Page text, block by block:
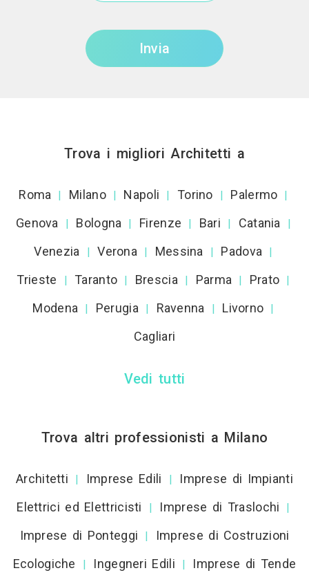
Invia
Trova i migliori Architetti a
Roma | Milano | Napoli | Torino | Palermo |
Genova | Bologna | Firenze | Bari | Catania |
Venezia | Verona | Messina | Padova |
Trieste | Taranto | Brescia | Parma | Prato |
Modena | Perugia | Ravenna | Livorno |
Cagliari
Vedi tutti
Trova altri professionisti a Milano
Architetti | Imprese Edili |
Imprese di Impianti
Elettrici ed Elettricisti
| Imprese di Traslochi |
Imprese di Ponteggi |
Imprese di Costruzioni
Ecologiche
| Ingegneri Edili |
Imprese di Tende